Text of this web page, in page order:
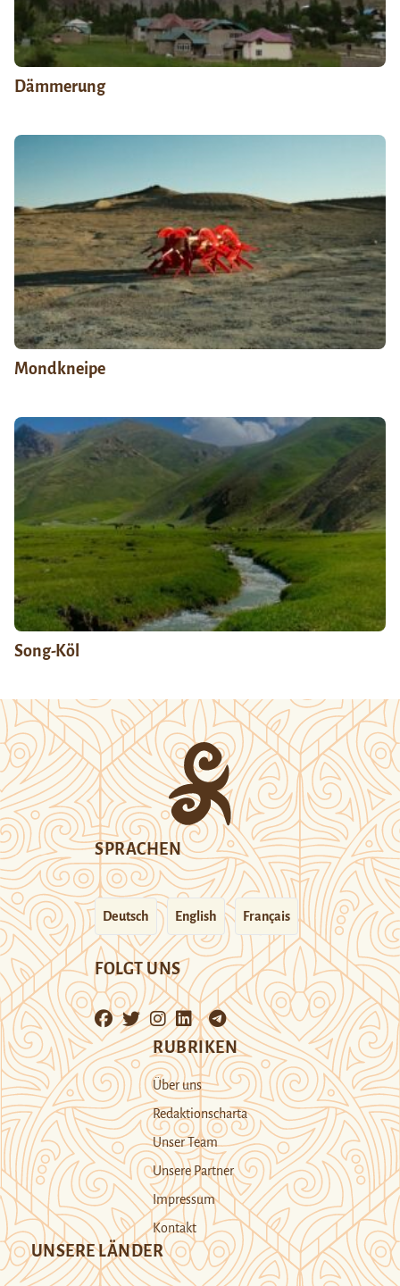
Dämmerung
Mondkneipe
Song-Köl
SPRACHEN
Deutsch English Français
FOLGT UNS
RUBRIKEN
Über uns
Redaktionscharta
Unser Team
Unsere Partner
Impressum
Kontakt
UNSERE LÄNDER